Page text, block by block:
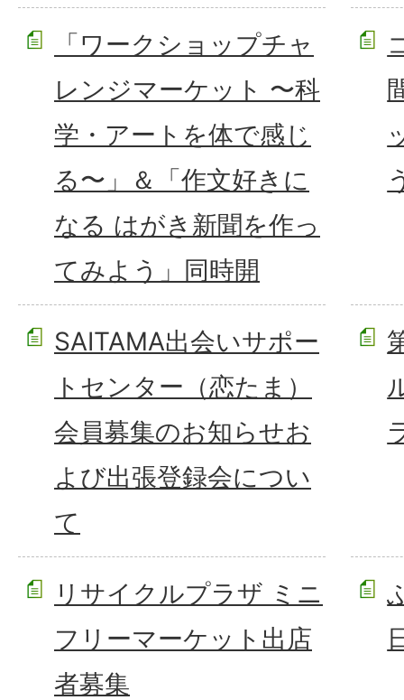
「ワークショップチャ
レンジマーケット 〜科
学・アートを体で感じ
る〜」＆「作文好きに
なる はがき新聞を作っ
てみよう」同時開
SAITAMA出会いサポー
トセンター（恋たま）
会員募集のお知らせお
よび出張登録会につい
て
リサイクルプラザ ミニ
フリーマーケット出店
者募集